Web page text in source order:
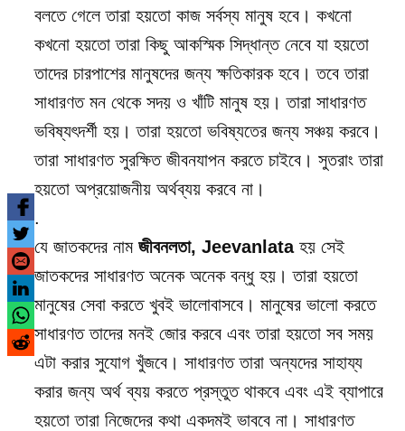
বলতে গেলে তারা হয়তো কাজ সর্বস্য মানুষ হবে। কখনো
কখনো হয়তো তারা কিছু আকস্মিক সিদ্ধান্ত নেবে যা হয়তো
তাদের চারপাশের মানুষদের জন্য ক্ষতিকারক হবে। তবে তারা
সাধারণত মন থেকে সদয় ও খাঁটি মানুষ হয়। তারা সাধারণত
ভবিষ্যৎদর্শী হয়। তারা হয়তো ভবিষ্যতের জন্য সঞ্চয় করবে।
তারা সাধারণত সুরক্ষিত জীবনযাপন করতে চাইবে। সুতরাং তারা
হয়তো অপ্রয়োজনীয় অর্থব্যয় করবে না।
.
যে জাতকদের নামজীবনলতা, Jeevanlataহয় সেই
জাতকদের সাধারণত অনেক অনেক বন্ধু হয়। তারা হয়তো
মানুষের সেবা করতে খুবই ভালোবাসবে। মানুষের ভালো করতে
সাধারণত তাদের মনই জোর করবে এবং তারা হয়তো সব সময়
এটা করার সুযোগ খুঁজবে। সাধারণত তারা অন্যদের সাহায্য
করার জন্য অর্থ ব্যয় করতে প্রস্তুত থাকবে এবং এই ব্যাপারে
হয়তো তারা নিজেদের কথা একদমই ভাববে না। সাধারণত